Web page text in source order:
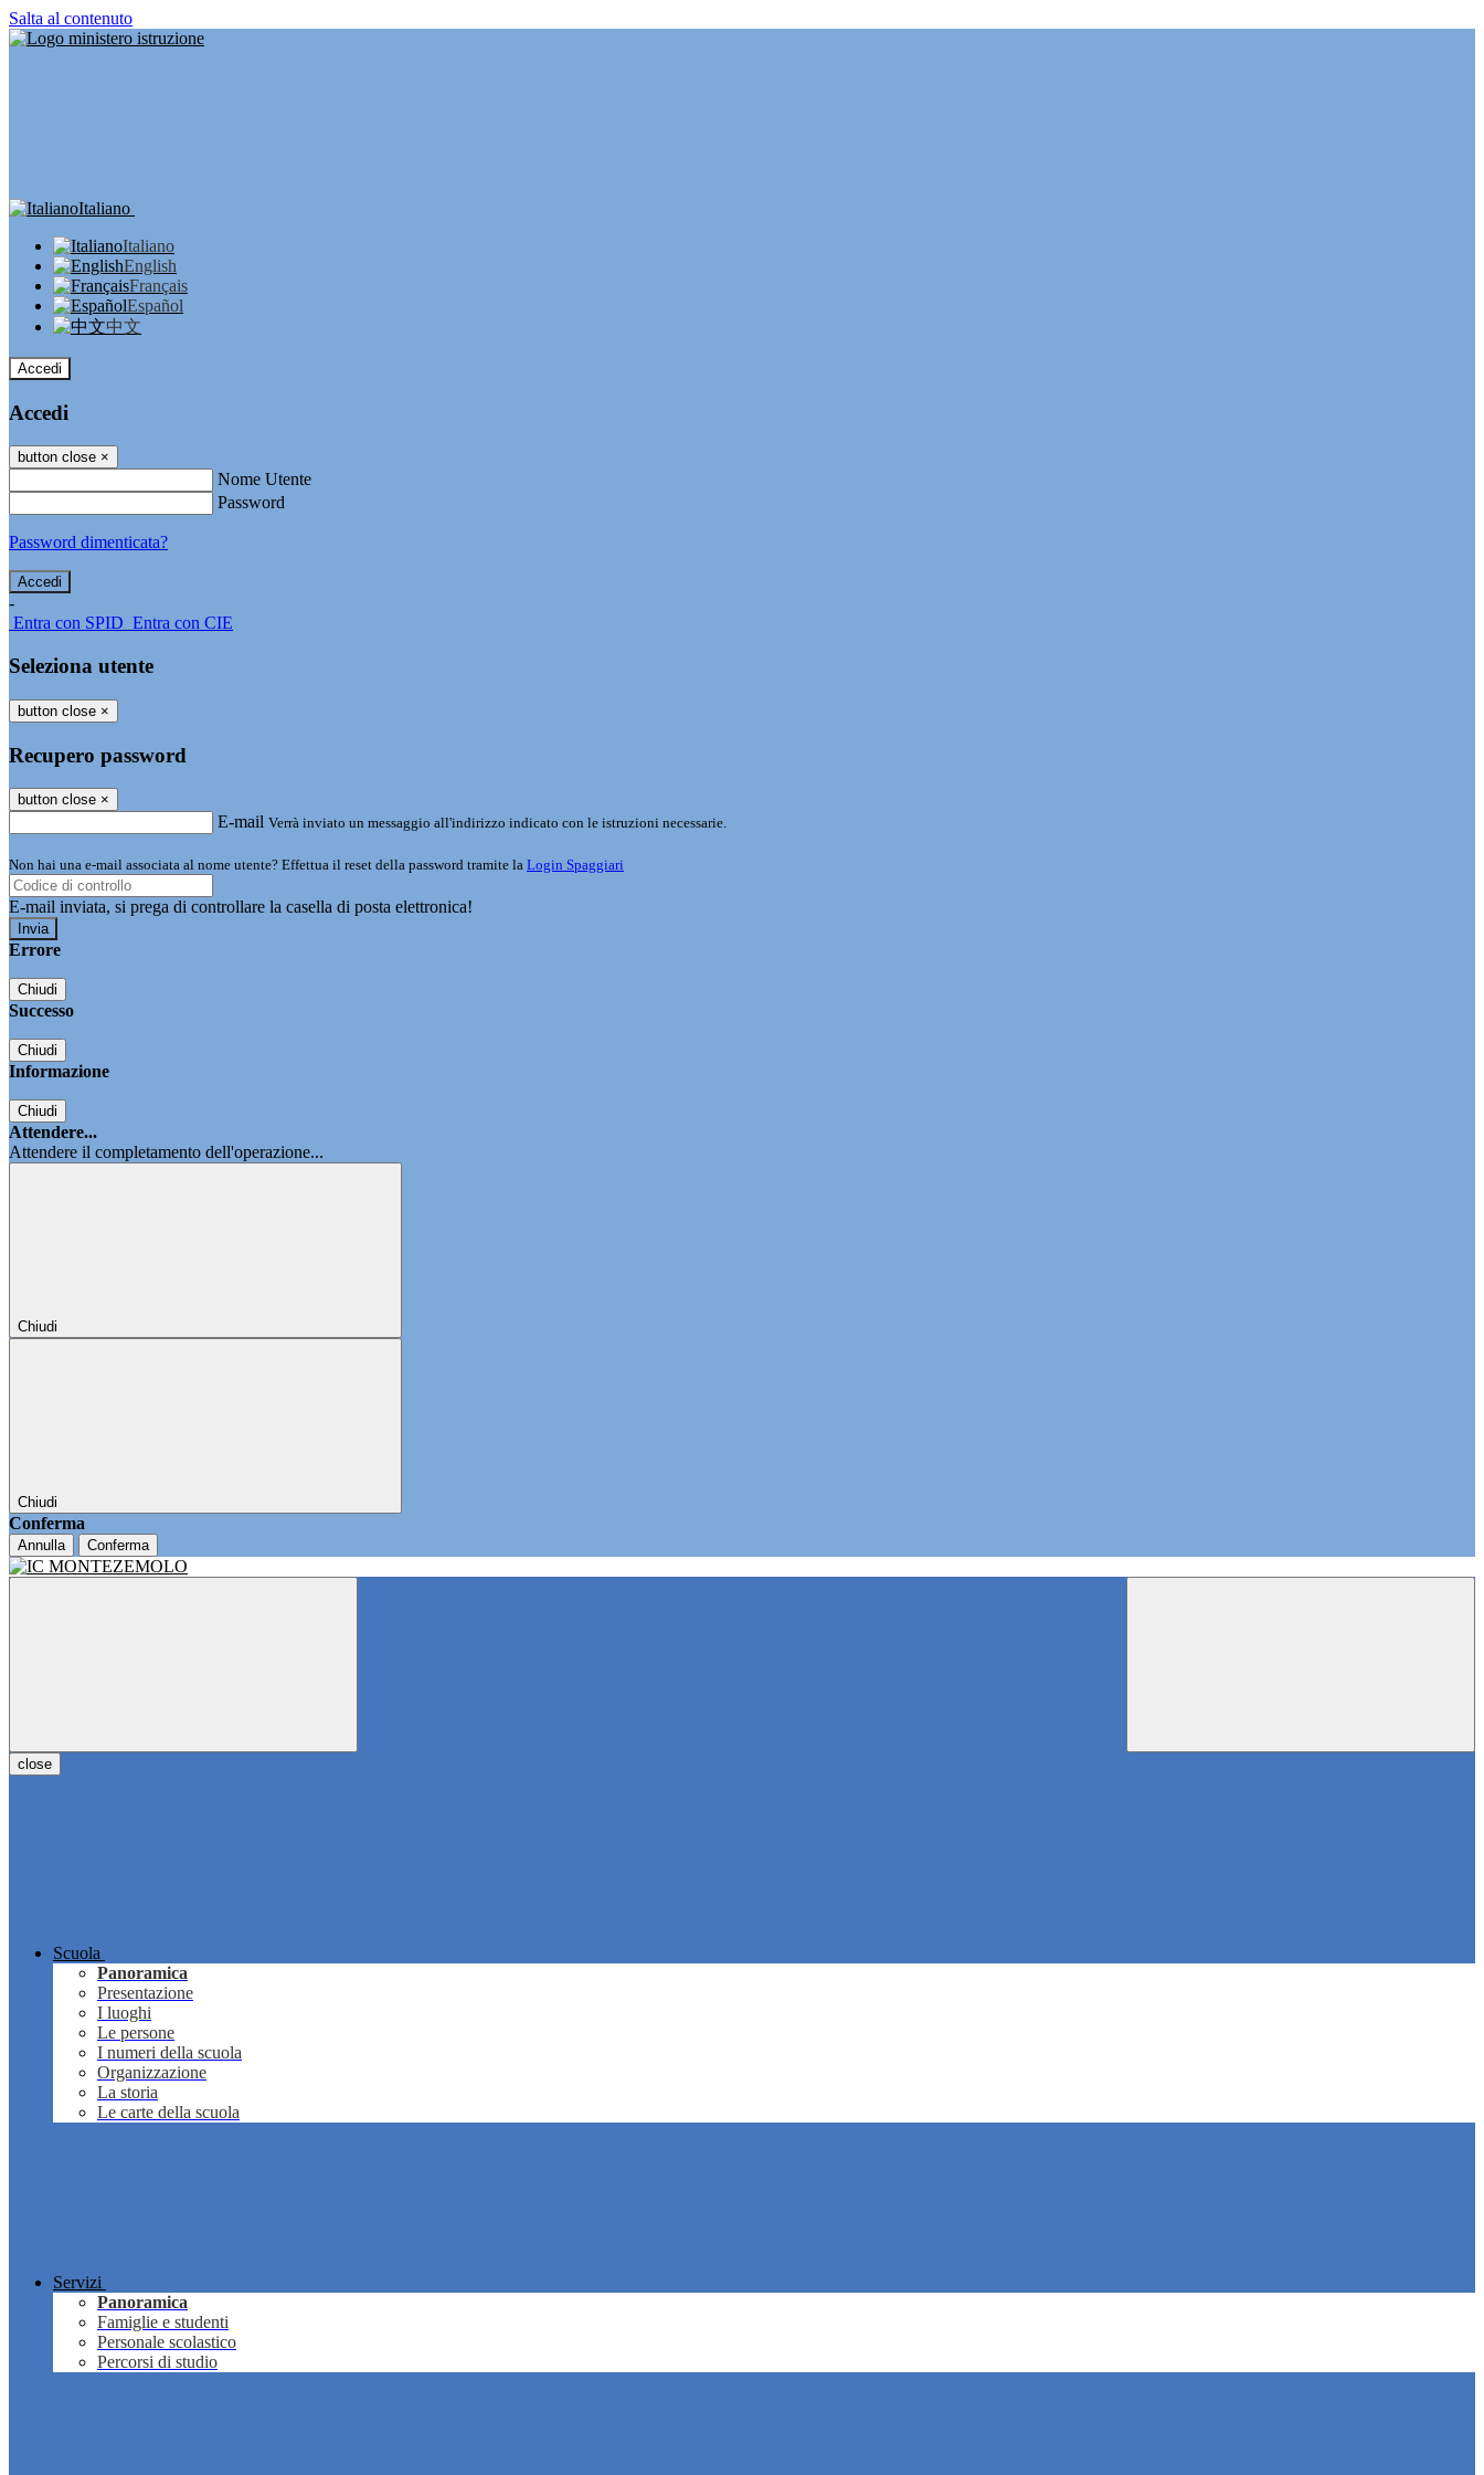
Salta al contenuto
Italiano
Italiano
English
Français
Español
中文
Accedi
Accedi
button close ×
Nome Utente
Password
Password dimenticata?
-
Entra con SPID Entra con CIE
Seleziona utente
button close ×
Recupero password
button close ×
E-mail Verrà inviato un messaggio all'indirizzo indicato con le istruzioni necessarie.
Non hai una e-mail associata al nome utente? Effettua il reset della password tramite la Login Spaggiari
E-mail inviata, si prega di controllare la casella di posta elettronica!
Errore
Chiudi
Successo
Chiudi
Informazione
Chiudi
Attendere...
Attendere il completamento dell'operazione...
Chiudi
Chiudi
Conferma
Annulla Conferma
close
Scuola
Panoramica
Presentazione
I luoghi
Le persone
I numeri della scuola
Organizzazione
La storia
Le carte della scuola
Servizi
Panoramica
Famiglie e studenti
Personale scolastico
Percorsi di studio